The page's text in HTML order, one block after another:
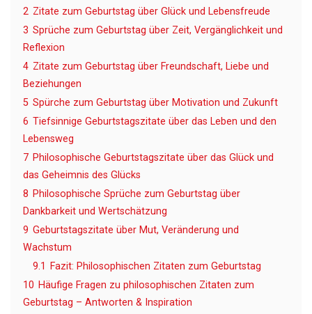
2 Zitate zum Geburtstag über Glück und Lebensfreude
3 Sprüche zum Geburtstag über Zeit, Vergänglichkeit und
Reflexion
4 Zitate zum Geburtstag über Freundschaft, Liebe und
Beziehungen
5 Spürche zum Geburtstag über Motivation und Zukunft
6 Tiefsinnige Geburtstagszitate über das Leben und den
Lebensweg
7 Philosophische Geburtstagszitate über das Glück und
das Geheimnis des Glücks
8 Philosophische Sprüche zum Geburtstag über
Dankbarkeit und Wertschätzung
9 Geburtstagszitate über Mut, Veränderung und
Wachstum
9.1
Fazit: Philosophischen Zitaten zum Geburtstag
10 Häufige Fragen zu philosophischen Zitaten zum
Geburtstag – Antworten & Inspiration